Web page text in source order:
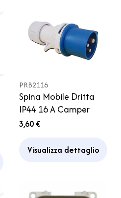
PRB2116
Spina Mobile Dritta
IP44 16 A Camper
3,60 €
Visualizza dettaglio